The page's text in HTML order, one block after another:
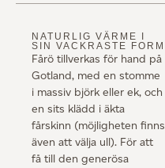
NATURLIG VÄRME I
SIN VACKRASTE FORM
Fårö tillverkas för hand på
Gotland, med en stomme
i massiv björk eller ek, och
en sits klädd i äkta
fårskinn (möjligheten finns
även att välja ull). För att
få till den generösa